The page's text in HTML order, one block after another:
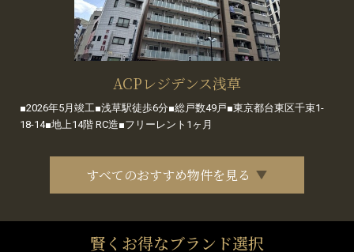
ACPレジデンス浅草
■2026年5月竣工■浅草駅徒歩6分■総戸数49戸■東京都台東区千束1-
18-14■地上14階 RC造■フリーレント1ヶ月
すべてのおすすめ物件を見る
賢くお得なブランド選択